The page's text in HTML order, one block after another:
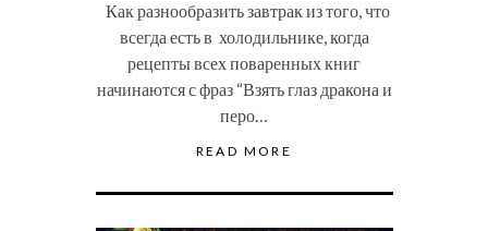
Как разнообразить завтрак из того, что
всегда есть в холодильнике, когда
рецепты всех поваренных книг
начинаются с фраз “Взять глаз дракона и
перо…
READ MORE